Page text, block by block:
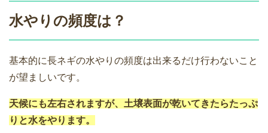
水やりの頻度は？
基本的に長ネギの水やりの頻度は出来るだけ行わないこと
が望ましいです。
天候にも左右されますが、土壌表面が乾いてきたらたっぷ
りと水をやります。